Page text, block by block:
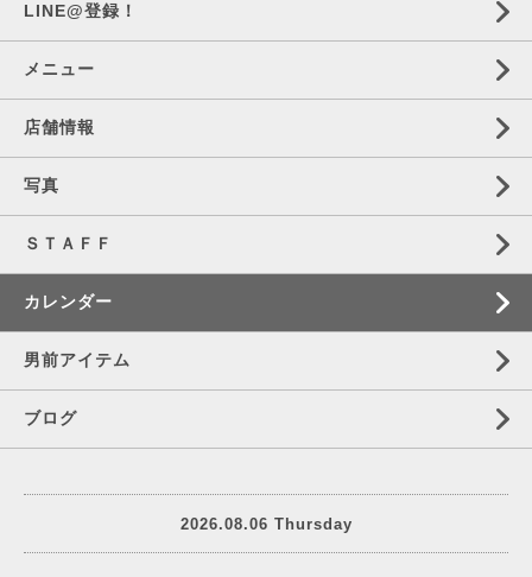
LINE@登録！
メニュー
店舗情報
写真
ＳＴＡＦＦ
カレンダー
男前アイテム
ブログ
2026.08.06 Thursday